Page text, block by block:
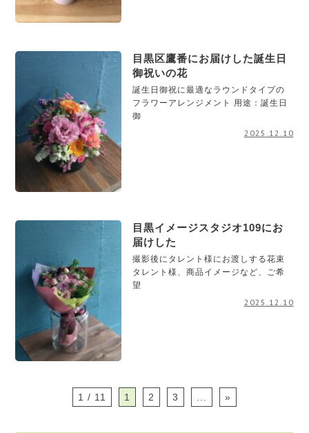
目黒区鷹番にお届けした誕生日
御祝いの花
誕生日御祝に最適なラウンドタイプの
フラワーアレンジメント 用途：誕生日
御
2025.12.10
目黒イメージスタジオ109にお
届けした
撮影後にタレント様にお渡しする花束
タレント様、商品イメージなど、ご希
望
2025.12.10
1 / 11 1 2 3 ... »